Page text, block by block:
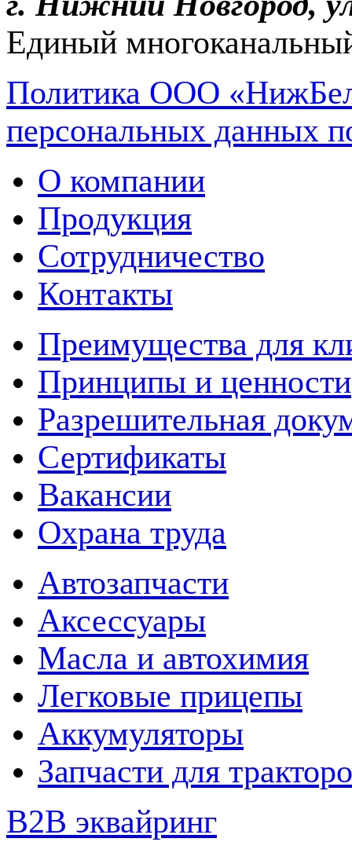
Единый
Политика ООО
персональных данных
О компании
Продукция
Сотрудничество
Контакты
Преимущества для
Принципы и ценности
Разрешительная
Сертификаты
Вакансии
Охрана труда
Автозапчасти
Аксессуары
Масла и автохимия
Легковые прицепы
Аккумуляторы
Запчасти для
B2B эквайринг